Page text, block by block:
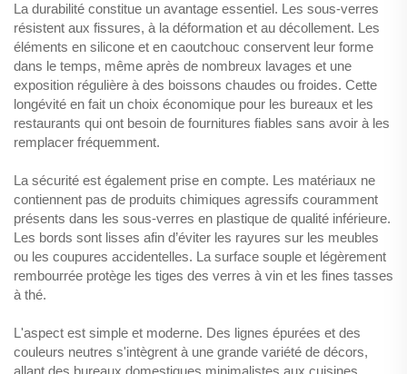
La durabilité constitue un avantage essentiel. Les sous-verres
résistent aux fissures, à la déformation et au décollement. Les
éléments en silicone et en caoutchouc conservent leur forme
dans le temps, même après de nombreux lavages et une
exposition régulière à des boissons chaudes ou froides. Cette
longévité en fait un choix économique pour les bureaux et les
restaurants qui ont besoin de fournitures fiables sans avoir à les
remplacer fréquemment.
La sécurité est également prise en compte. Les matériaux ne
contiennent pas de produits chimiques agressifs couramment
présents dans les sous-verres en plastique de qualité inférieure.
Les bords sont lisses afin d’éviter les rayures sur les meubles
ou les coupures accidentelles. La surface souple et légèrement
rembourrée protège les tiges des verres à vin et les fines tasses
à thé.
L'aspect est simple et moderne. Des lignes épurées et des
couleurs neutres s'intègrent à une grande variété de décors,